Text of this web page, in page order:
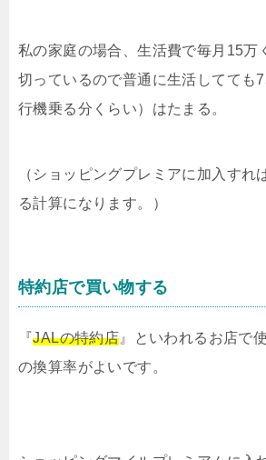
私の家庭の場合、生活費で毎月15万
切っているので普通に生活してても
行機乗る分くらい）はたまる。
（ショッピングプレミアに加入すれ
る計算になります。）
特約店で買い物する
『JALの特約店 』といわれるお店で
の換算率がよいです。